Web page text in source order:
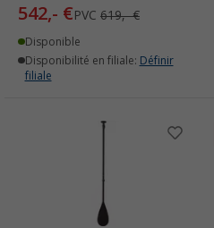
542,- €PVC 619,- €
Disponible
Disponibilité en filiale: Définir
filiale